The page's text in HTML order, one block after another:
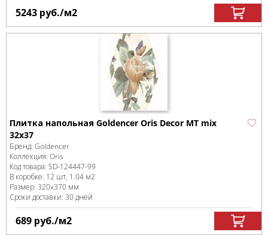
5243 руб./м2
Плитка напольная Goldencer Oris Decor MT mix
32x37
Бренд: Goldencer
Коллекция: Oris
Код товара: SD-124447-99
В коробке: 12 шт, 1.04 м2
Размер: 320x370 мм
Сроки доставки: 30 дней
689 руб./м2